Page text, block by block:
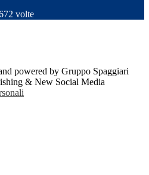
volte
powered by Gruppo Spaggiari
& New Social Media